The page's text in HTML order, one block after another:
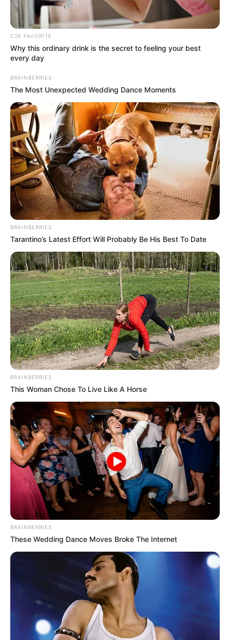
Hier folgen dieschönsten Ausflugsziele und
Sehenswürdigkeiten in Deutschland
Reisezieleund die schönsten Urlaubsregionen.
Weitere Kinderausflugsziele und Angebote für den
Kindergeburtstag in Thüringen, in Sachsen und in
Bayern:
Kinderausflugsziele in Thüringen
Kindergeburtstag in Thüringen
Kinderausflugsziele in Sachsen
Kindergeburtstag in Sachsen
Kinderausflugsziele in Oberfranken
Kindergeburtstag in Bayern
Die Ausflugstipps für Kinder in und um Tegau,
Kleinwolschendorf und Langenwolschendorf sind für
Familien, Schulklassen, Kindergartenkinder und
Jugendliche geeignet. Außerdem gibt es, wie oben schon
erwähnt, bei einigen der hier angegebenen
Kinderausflugszielen und Museen auch pädagogische
Angebote für Gruppen und für denKindergeburtstag.
Ansonsten beinhaltet diese Seite neben
Familienausflugszielen auch Tipps für den Kindertag,
Bademöglichkeiten
Spielzeugmuseen ,Freizeitparks ,Kletterparks
Sportangebote und Indoor-Spielparks.
Veranstaltungen zum Kindertag 2026 können übrigens
auch imVeranstaltungskalendereingetragen werden.
Außerdem stellen wir einigeSpiele für die
Geburtstagsfeiervor. Und zum Schmunzeln gibt es hier
noch unserenKindermund.
Über unsere Adresssuche sind zudem Schulen und
Kindergärten in Tegau zu finden. Und zu guter Letzt gibt
es hier noch die Möglichkeit für Kinder Artikel bei Amazon
Geschenke zum Kindertag .
Noch etwas zum Thema Klassenfahrt und
Der aus rund 2000 Gruppen bestehende Naturschutzbund
Deutschland e.V. (NABU) betreibt in allen Nationalparks,
CTA FAVORITE
Why this ordinary drink is the secret to feeling your best
every day
BRAINBERRIES
The Most Unexpected Wedding Dance Moments
BRAINBERRIES
Tarantino’s Latest Effort Will Probably Be His Best To Date
BRAINBERRIES
This Woman Chose To Live Like A Horse
BRAINBERRIES
These Wedding Dance Moves Broke The Internet